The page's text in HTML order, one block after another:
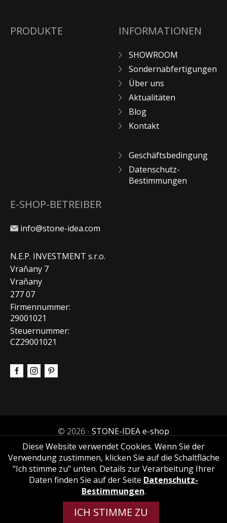
PRODUKTE INFORMATIONEN
SHOWROOM
Sondernabfertigungen
Über uns
Aktualitäten
Blog
Kontakt
Geschäftsbedingung
Datenschutz-
Bestimmungen
E-SHOP-BETREIBER
info@stone-idea.com
N.E.P. INVESTMENT s.r.o.
Vraňany 7
Vraňany
277 07
Firmennummer:
29001021
Steuernummer:
CZ29001021
© 2026 -STONE-IDEA e-shop
Diese Website verwendet Cookies. Wenn Sie der
Verwendung zustimmen, klicken Sie auf die Schaltfläche
"Ich stimme zu" unten. Details zur Verarbeitung Ihrer
Daten finden Sie auf der Seite Datenschutz-
Bestimmungen.